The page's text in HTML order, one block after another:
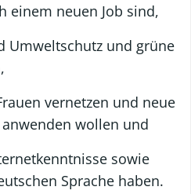
neuen Job sind,
und grüne
vernetzen und neue
wollen und
sowie
Sprache haben.